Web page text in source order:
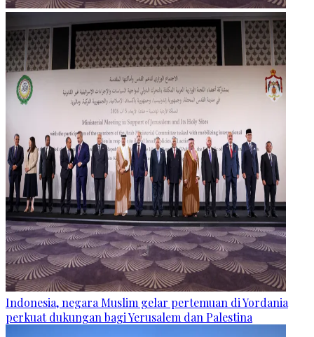
Indonesia, negara Muslim gelar pertemuan di Yordania
perkuat dukungan bagi Yerusalem dan Palestina